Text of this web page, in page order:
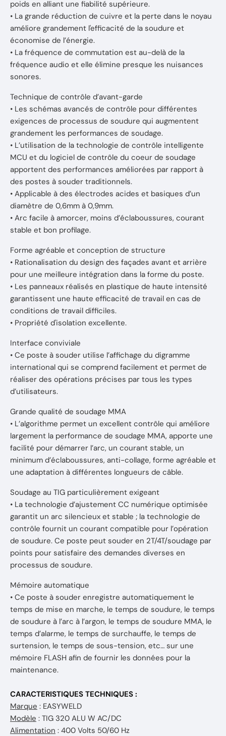
poids en alliant une fiabilité supérieure.
• La grande réduction de cuivre et la perte dans le noyau
améliore grandement l'efficacité de la soudure et
économise de l’énergie.
• La fréquence de commutation est au-delà de la
fréquence audio et elle élimine presque les nuisances
sonores.
Technique de contrôle d’avant-garde
• Les schémas avancés de contrôle pour différentes
exigences de processus de soudure qui augmentent
grandement les performances de soudage.
• L’utilisation de la technologie de contrôle intelligente
MCU et du logiciel de contrôle du coeur de soudage
apportent des performances améliorées par rapport à
des postes à souder traditionnels.
• Applicable à des électrodes acides et basiques d’un
diamètre de 0,6mm à 0,9mm.
• Arc facile à amorcer, moins d’éclaboussures, courant
stable et bon profilage.
Forme agréable et conception de structure
• Rationalisation du design des façades avant et arrière
pour une meilleure intégration dans la forme du poste.
• Les panneaux réalisés en plastique de haute intensité
garantissent une haute efficacité de travail en cas de
conditions de travail difficiles.
• Propriété d'isolation excellente.
Interface conviviale
• Ce poste à souder utilise l’affichage du digramme
international qui se comprend facilement et permet de
réaliser des opérations précises par tous les types
d’utilisateurs.
Grande qualité de soudage MMA
• L’algorithme permet un excellent contrôle qui améliore
largement la performance de soudage MMA, apporte une
facilité pour démarrer l’arc, un courant stable, un
minimum d’éclaboussures, anti-collage, forme agréable et
une adaptation à différentes longueurs de câble.
Soudage au TIG particulièrement exigeant
• La technologie d’ajustement CC numérique optimisée
garantit un arc silencieux et stable ; la technologie de
contrôle fournit un courant compatible pour l’opération
de soudure. Ce poste peut souder en 2T/4T/soudage par
points pour satisfaire des demandes diverses en
processus de soudure.
Mémoire automatique
• Ce poste à souder enregistre automatiquement le
temps de mise en marche, le temps de soudure, le temps
de soudure à l’arc à l’argon, le temps de soudure MMA, le
temps d’alarme, le temps de surchauffe, le temps de
surtension, le temps de sous-tension, etc… sur une
mémoire FLASH afin de fournir les données pour la
maintenance.
CARACTERISTIQUES TECHNIQUES :
Marque : EASYWELD
Modèle : TIG 320 ALU W AC/DC
Alimentation : 400 Volts 50/60 Hz